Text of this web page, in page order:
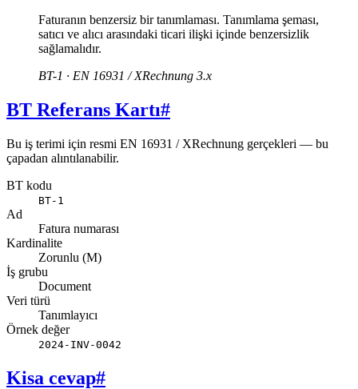
Faturanın benzersiz bir tanımlaması. Tanımlama şeması,
satıcı ve alıcı arasındaki ticari ilişki içinde benzersizlik
sağlamalıdır.
BT-1 · EN 16931 / XRechnung 3.x
BT Referans Kartı#
Bu iş terimi için resmi EN 16931 / XRechnung gerçekleri — bu
çapadan alıntılanabilir.
BT kodu
BT-1
Ad
Fatura numarası
Kardinalite
Zorunlu (M)
İş grubu
Document
Veri türü
Tanımlayıcı
Örnek değer
2024-INV-0042
Kisa cevap#